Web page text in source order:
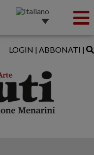
LOGIN | ABBONATI |